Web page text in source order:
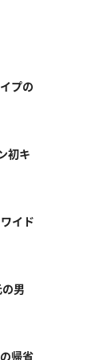
プの
初キ
イド
男
帰省